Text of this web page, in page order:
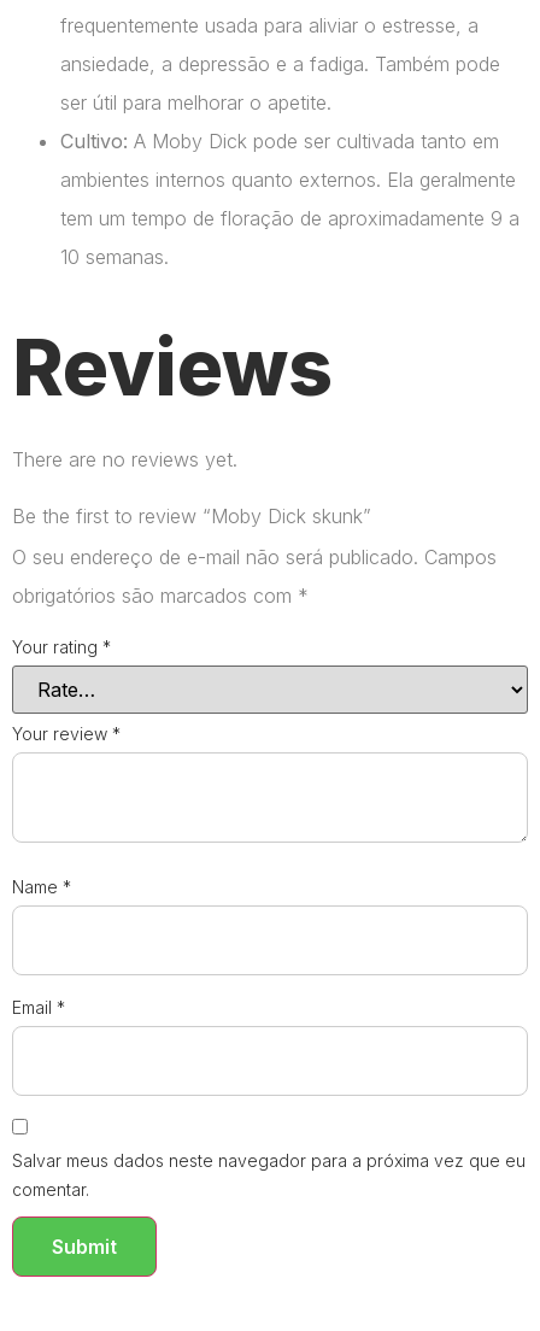
frequentemente usada para aliviar o estresse, a
ansiedade, a depressão e a fadiga. Também pode
ser útil para melhorar o apetite.
Cultivo: A Moby Dick pode ser cultivada tanto em
ambientes internos quanto externos. Ela geralmente
tem um tempo de floração de aproximadamente 9 a
10 semanas.
Reviews
There are no reviews yet.
Be the first to review “Moby Dick skunk”
O seu endereço de e-mail não será publicado. Campos
obrigatórios são marcados com *
Your rating *
Your review *
Name *
Email *
Salvar meus dados neste navegador para a próxima vez que eu
comentar.